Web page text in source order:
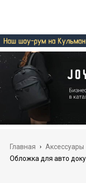
Главная › Аксессуары
Обложка для авто